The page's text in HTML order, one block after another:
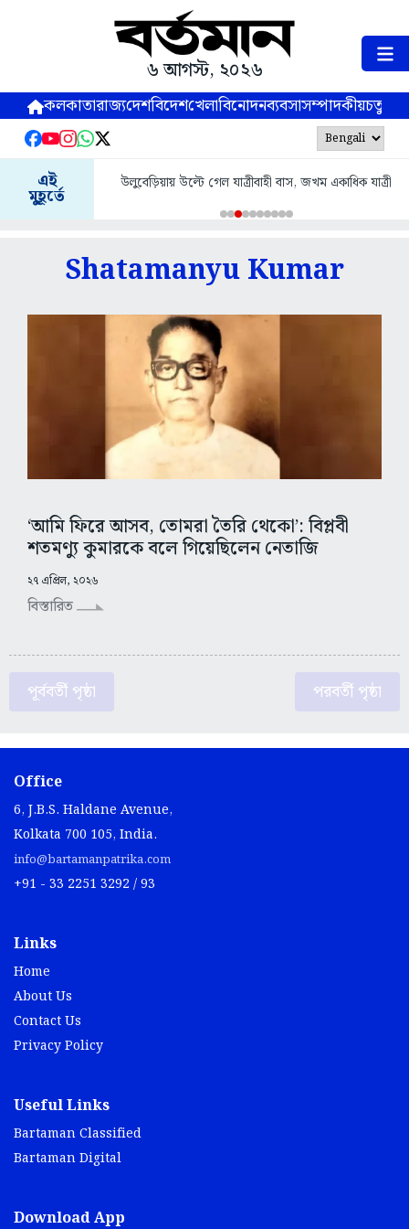
৬ আগস্ট, ২০২৬
কলকাতারাজ্যদেশবিদেশখেলাবিনোদনব্যবসাসম্পাদকীয়
এই
মুহূর্তে
উলুবেড়িয়ায় উল্টে গেল যাত্রীবাহী বাস, জখম একাধিক যাত্রী
Shatamanyu Kumar
‘আমি ফিরে আসব, তোমরা তৈরি থেকো’: বিপ্লবী
শতমণ্যু কুমারকে বলে গিয়েছিলেন নেতাজি
২৭ এপ্রিল, ২০২৬
বিস্তারিত
পূর্ববর্তী পৃষ্ঠা পরবর্তী পৃষ্ঠা
Office
6, J.B.S. Haldane Avenue,
Kolkata 700 105, India.
info@bartamanpatrika.com
+91 - 33 2251 3292 / 93
Links
Home
About Us
Contact Us
Privacy Policy
Useful Links
Bartaman Classified
Bartaman Digital
Download App